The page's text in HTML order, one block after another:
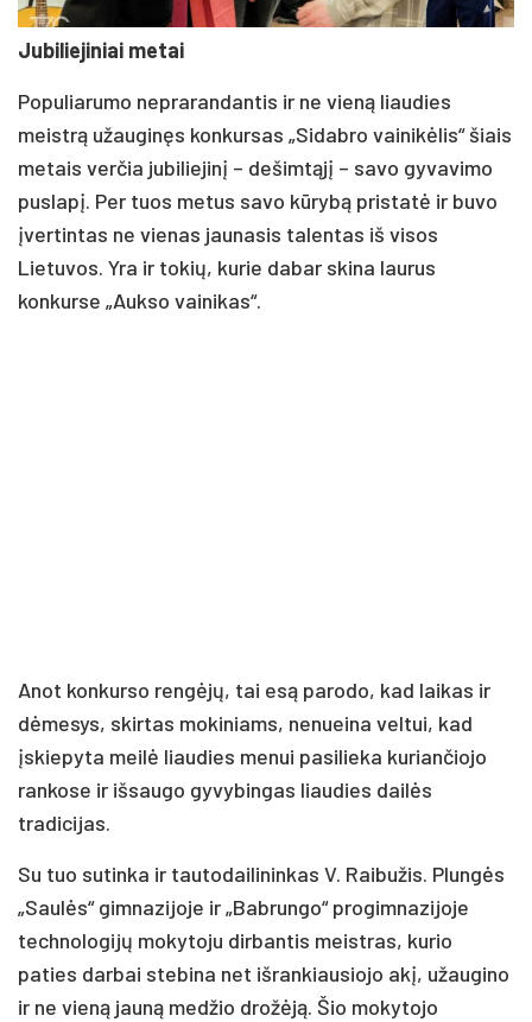
Jubiliejiniai metai
Populiarumo neprarandantis ir ne vieną liaudies
meistrą užauginęs konkursas „Sidabro vainikėlis“ šiais
metais verčia jubiliejinį – dešimtąjį – savo gyvavimo
puslapį. Per tuos metus savo kūrybą pristatė ir buvo
įvertintas ne vienas jaunasis talentas iš visos
Lietuvos. Yra ir tokių, kurie dabar skina laurus
konkurse „Aukso vainikas“.
Anot konkurso rengėjų, tai esą parodo, kad laikas ir
dėmesys, skirtas mokiniams, nenueina veltui, kad
įskiepyta meilė liaudies menui pasilieka kuriančiojo
rankose ir išsaugo gyvybingas liaudies dailės
tradicijas.
Su tuo sutinka ir tautodailininkas V. Raibužis. Plungės
„Saulės“ gimnazijoje ir „Babrungo“ progimnazijoje
technologijų mokytoju dirbantis meistras, kurio
paties darbai stebina net išrankiausiojo akį, užaugino
ir ne vieną jauną medžio drožėją. Šio mokytojo